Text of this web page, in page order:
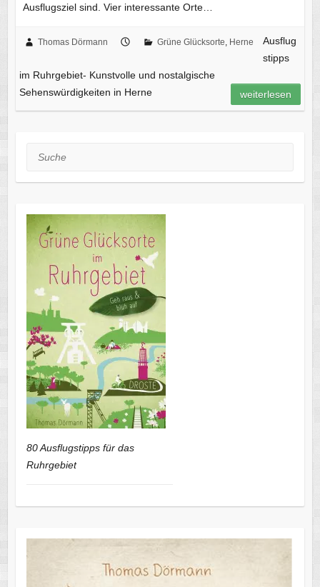
Ausflugsziel sind. Vier interessante Orte…
Thomas Dörmann Grüne Glücksorte Herne
Ausflug
stipps
im Ruhrgebiet- Kunstvolle und nostalgische
Sehenswürdigkeiten in Herne
weiterlesen
Suche
80 Ausflugstipps für das
Ruhrgebiet